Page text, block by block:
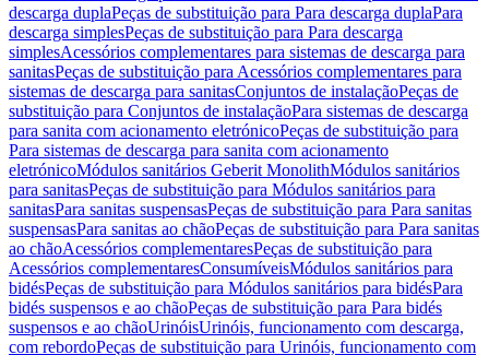
descarga duplaPeças de substituição para Para descarga duplaPara
descarga simplesPeças de substituição para Para descarga
simplesAcessórios complementares para sistemas de descarga para
sanitasPeças de substituição para Acessórios complementares para
sistemas de descarga para sanitasConjuntos de instalaçãoPeças de
substituição para Conjuntos de instalaçãoPara sistemas de descarga
para sanita com acionamento eletrónicoPeças de substituição para
Para sistemas de descarga para sanita com acionamento
eletrónicoMódulos sanitários Geberit MonolithMódulos sanitários
para sanitasPeças de substituição para Módulos sanitários para
sanitasPara sanitas suspensasPeças de substituição para Para sanitas
suspensasPara sanitas ao chãoPeças de substituição para Para sanitas
ao chãoAcessórios complementaresPeças de substituição para
Acessórios complementaresConsumíveisMódulos sanitários para
bidésPeças de substituição para Módulos sanitários para bidésPara
bidés suspensos e ao chãoPeças de substituição para Para bidés
suspensos e ao chãoUrinóisUrinóis, funcionamento com descarga,
com rebordoPeças de substituição para Urinóis, funcionamento com